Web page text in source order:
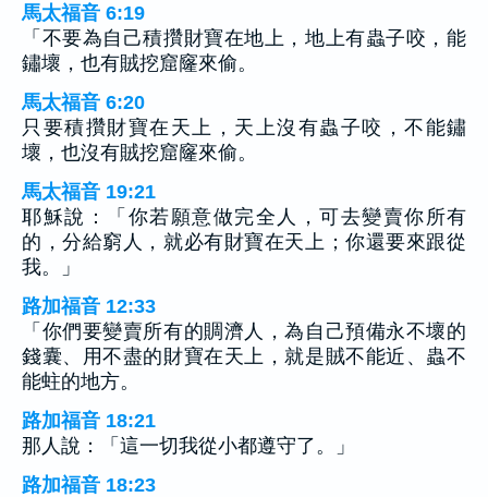
馬太福音 6:19
「不要為自己積攢財寶在地上，地上有蟲子咬，能
鏽壞，也有賊挖窟窿來偷。
馬太福音 6:20
只要積攢財寶在天上，天上沒有蟲子咬，不能鏽
壞，也沒有賊挖窟窿來偷。
馬太福音 19:21
耶穌說：「你若願意做完全人，可去變賣你所有
的，分給窮人，就必有財寶在天上；你還要來跟從
我。」
路加福音 12:33
「你們要變賣所有的賙濟人，為自己預備永不壞的
錢囊、用不盡的財寶在天上，就是賊不能近、蟲不
能蛀的地方。
路加福音 18:21
那人說：「這一切我從小都遵守了。」
路加福音 18:23